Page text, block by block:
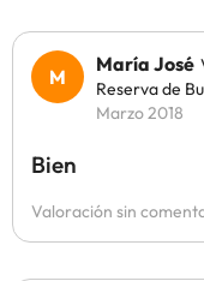
María José
Reserva de
Marzo 2018
Bien
Valoración sin